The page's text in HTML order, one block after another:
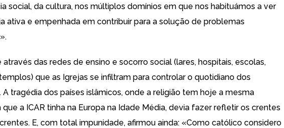
social, da cultura, nos múltiplos domínios em que nos habituámos a ver
ativa e empenhada em contribuir para a solução de problemas
através das redes de ensino e socorro social (lares, hospitais, escolas,
que as Igrejas se infiltram para controlar o quotidiano dos
A tragédia dos países islâmicos, onde a religião tem hoje a mesma
que a ICAR tinha na Europa na Idade Média, devia fazer refletir os crentes
E, com total impunidade, afirmou ainda: «Como católico considero